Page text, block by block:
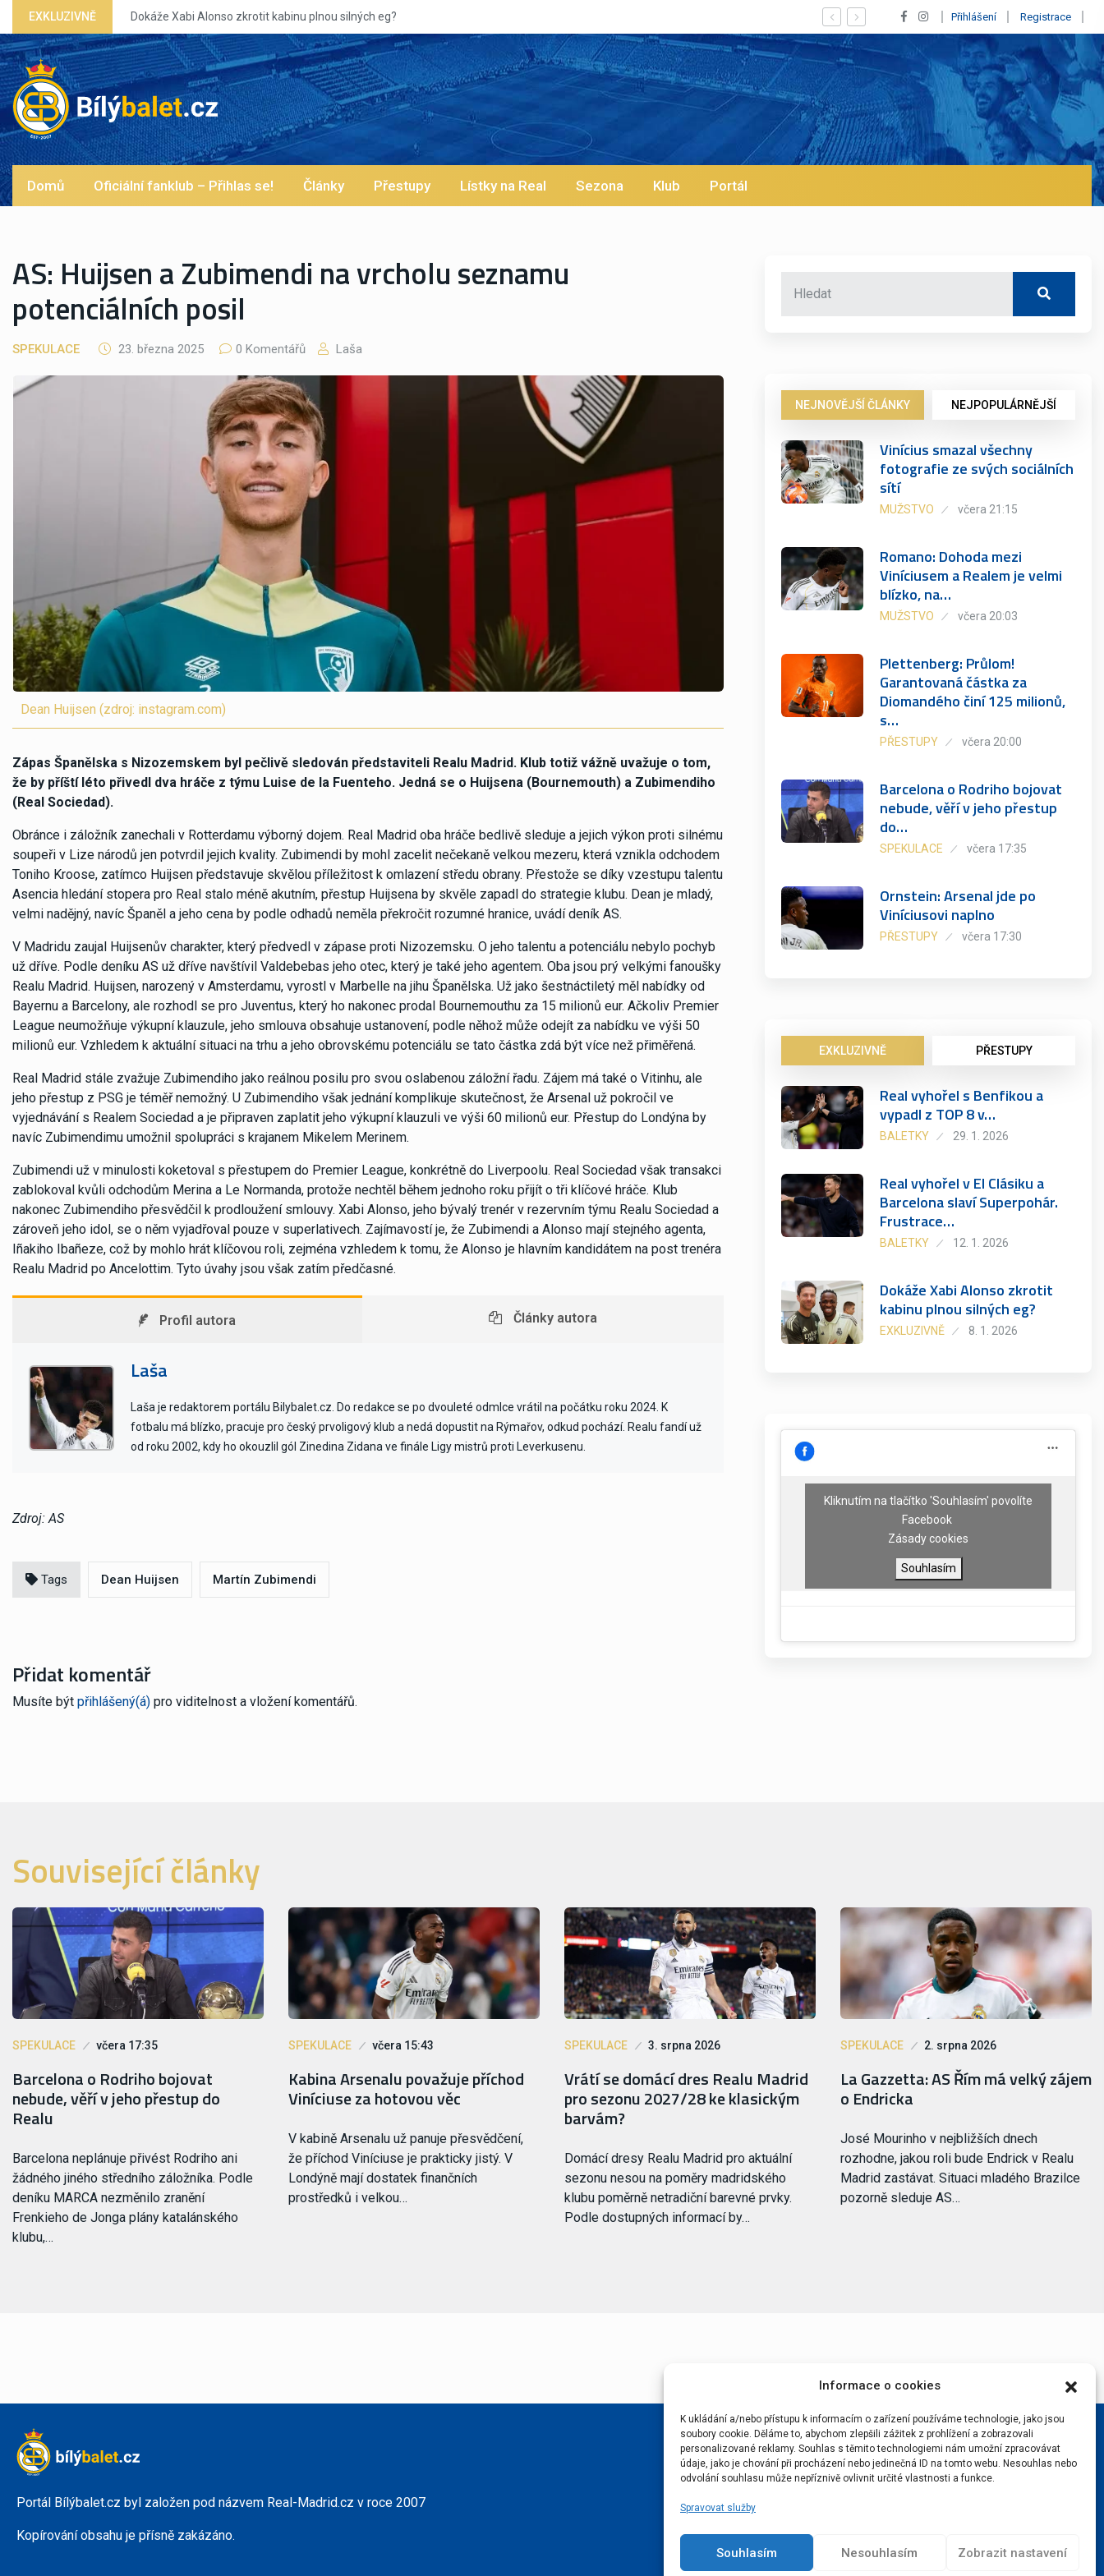
Informace o cookies
K ukládání a/nebo přístupu k informacím o zařízení používáme technologie, jako jsou
soubory cookie. Děláme to, abychom zlepšili zážitek z prohlížení a zobrazovali
personalizované reklamy. Souhlas s těmito technologiemi nám umožní zpracovávat
údaje, jako je chování při procházení nebo jedinečná ID na tomto webu. Nesouhlas nebo
odvolání souhlasu může nepříznivě ovlivnit určité vlastnosti a funkce.
Spravovat služby
Souhlasím Nesouhlasím Zobrazit nastavení
EXKLUZIVNĚDokáže Xabi Alonso zkrotit kabinu plnou silných eg? Vypískaný Vinícius! Blíží se jeho odchod z Realu a pustí
Přihlášení Registrace
Domů Oficiální fanklub – Přihlas se! Články Přestupy Lístky na Real Sezona Klub Portál
AS: Huijsen a Zubimendi na vrcholu seznamu
potenciálních posil
SPEKULACE 23. března 2025 0 Komentářů Laša
Dean Huijsen (zdroj: instagram.com)
Zápas Španělska s Nizozemskem byl pečlivě sledován představiteli Realu Madrid. Klub totiž vážně uvažuje o tom,
že by příští léto přivedl dva hráče z týmu Luise de la Fuenteho. Jedná se o Huijsena (Bournemouth) a Zubimendiho
(Real Sociedad).
Obránce i záložník zanechali v Rotterdamu výborný dojem. Real Madrid oba hráče bedlivě sleduje a jejich výkon proti silnému
soupeři v Lize národů jen potvrdil jejich kvality. Zubimendi by mohl zacelit nečekaně velkou mezeru, která vznikla odchodem
Toniho Kroose, zatímco Huijsen představuje skvělou příležitost k omlazení středu obrany. Přestože se díky vzestupu talentu
Asencia hledání stopera pro Real stalo méně akutním, přestup Huijsena by skvěle zapadl do strategie klubu. Dean je mladý,
velmi nadějný, navíc Španěl a jeho cena by podle odhadů neměla překročit rozumné hranice, uvádí deník AS.
V Madridu zaujal Huijsenův charakter, který předvedl v zápase proti Nizozemsku. O jeho talentu a potenciálu nebylo pochyb
už dříve. Podle deníku AS už dříve navštívil Valdebebas jeho otec, který je také jeho agentem. Oba jsou prý velkými fanoušky
Realu Madrid. Huijsen, narozený v Amsterdamu, vyrostl v Marbelle na jihu Španělska. Už jako šestnáctiletý měl nabídky od
Bayernu a Barcelony, ale rozhodl se pro Juventus, který ho nakonec prodal Bournemouthu za 15 milionů eur. Ačkoliv Premier
League neumožňuje výkupní klauzule, jeho smlouva obsahuje ustanovení, podle něhož může odejít za nabídku ve výši 50
milionů eur. Vzhledem k aktuální situaci na trhu a jeho obrovskému potenciálu se tato částka zdá být více než přiměřená.
Real Madrid stále zvažuje Zubimendiho jako reálnou posilu pro svou oslabenou záložní řadu. Zájem má také o Vitinhu, ale
jeho přestup z PSG je téměř nemožný. U Zubimendiho však jednání komplikuje skutečnost, že Arsenal už pokročil ve
vyjednávání s Realem Sociedad a je připraven zaplatit jeho výkupní klauzuli ve výši 60 milionů eur. Přestup do Londýna by
navíc Zubimendimu umožnil spolupráci s krajanem Mikelem Merinem.
Zubimendi už v minulosti koketoval s přestupem do Premier League, konkrétně do Liverpoolu. Real Sociedad však transakci
zablokoval kvůli odchodům Merina a Le Normanda, protože nechtěl během jednoho roku přijít o tři klíčové hráče. Klub
nakonec Zubimendiho přesvědčil k prodloužení smlouvy. Xabi Alonso, jeho bývalý trenér v rezervním týmu Realu Sociedad a
zároveň jeho idol, se o něm vyjadřoval pouze v superlativech. Zajímavostí je, že Zubimendi a Alonso mají stejného agenta,
Iñakiho Ibañeze, což by mohlo hrát klíčovou roli, zejména vzhledem k tomu, že Alonso je hlavním kandidátem na post trenéra
Realu Madrid po Ancelottim. Tyto úvahy jsou však zatím předčasné.
Profil autora Články autora
Laša
Laša je redaktorem portálu Bilybalet.cz. Do redakce se po dvouleté odmlce vrátil na počátku roku 2024. K
fotbalu má blízko, pracuje pro český prvoligový klub a nedá dopustit na Rýmařov, odkud pochází. Realu fandí už
od roku 2002, kdy ho okouzlil gól Zinedina Zidana ve finále Ligy mistrů proti Leverkusenu.
Zdroj: AS
Tags Dean Huijsen Martín Zubimendi
Přidat komentář
Musíte být přihlášený(á) pro viditelnost a vložení komentářů.
NEJNOVĚJŠÍ ČLÁNKY NEJPOPULÁRNĚJŠÍ
Vinícius smazal všechny
fotografie ze svých sociálních
sítí
MUŽSTVO včera 21:15
Romano: Dohoda mezi
Viníciusem a Realem je velmi
blízko, na…
MUŽSTVO včera 20:03
Plettenberg: Průlom!
Garantovaná částka za
Diomandého činí 125 milionů,
s…
PŘESTUPY včera 20:00
Barcelona o Rodriho bojovat
nebude, věří v jeho přestup
do…
SPEKULACE včera 17:35
Ornstein: Arsenal jde po
Viníciusovi naplno
PŘESTUPY včera 17:30
EXKLUZIVNĚ PŘESTUPY
Real vyhořel s Benfikou a
vypadl z TOP 8 v…
BALETKY 29. 1. 2026
Real vyhořel v El Clásiku a
Barcelona slaví Superpohár.
Frustrace…
BALETKY 12. 1. 2026
Dokáže Xabi Alonso zkrotit
kabinu plnou silných eg?
EXKLUZIVNĚ 8. 1. 2026
Kliknutím na tlačítko 'Souhlasím' povolíte
Facebook
Zásady cookies
Souhlasím
Související články
SPEKULACE včera 17:35
Barcelona o Rodriho bojovat
nebude, věří v jeho přestup do
Realu
Barcelona neplánuje přivést Rodriho ani
žádného jiného středního záložníka. Podle
deníku MARCA nezměnilo zranění
Frenkieho de Jonga plány katalánského
klubu,…
SPEKULACE včera 15:43
Kabina Arsenalu považuje příchod
Viníciuse za hotovou věc
V kabině Arsenalu už panuje přesvědčení,
že příchod Viníciuse je prakticky jistý. V
Londýně mají dostatek finančních
prostředků i velkou…
SPEKULACE 3. srpna 2026
Vrátí se domácí dres Realu Madrid
pro sezonu 2027/28 ke klasickým
barvám?
Domácí dresy Realu Madrid pro aktuální
sezonu nesou na poměry madridského
klubu poměrně netradiční barevné prvky.
Podle dostupných informací by…
SPEKULACE 2. srpna 2026
La Gazzetta: AS Řím má velký zájem
o Endricka
José Mourinho v nejbližších dnech
rozhodne, jakou roli bude Endrick v Realu
Madrid zastávat. Situaci mladého Brazilce
pozorně sleduje AS…
Portál Bílýbalet.cz byl založen pod názvem Real-Madrid.cz v roce 2007
Kopírování obsahu je přísně zakázáno.